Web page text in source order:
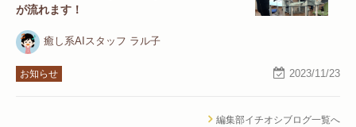
が流れます！
癒し系AIスタッフ ラル子
お知らせ 2023/11/23
編集部イチオシブログ一覧へ